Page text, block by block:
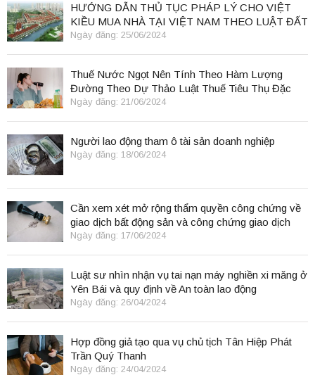
HƯỚNG DẪN THỦ TỤC PHÁP LÝ CHO VIỆT
KIỀU MUA NHÀ TẠI VIỆT NAM THEO LUẬT ĐẤT
ĐAI 2024
Ngày đăng: 25/06/2024
Thuế Nước Ngọt Nên Tính Theo Hàm Lượng
Đường Theo Dự Thảo Luật Thuế Tiêu Thụ Đặc
Biệt
Ngày đăng: 21/06/2024
Người lao động tham ô tài sản doanh nghiệp
Ngày đăng: 18/06/2024
Cần xem xét mở rộng thẩm quyền công chứng về
giao dịch bất động sản và công chứng giao dịch
điện tử.
Ngày đăng: 17/06/2024
Luật sư nhìn nhận vụ tai nạn máy nghiền xi măng ở
Yên Bái và quy định về An toàn lao động
Ngày đăng: 26/04/2024
Hợp đồng giả tạo qua vụ chủ tịch Tân Hiệp Phát
Trần Quý Thanh
Ngày đăng: 24/04/2024